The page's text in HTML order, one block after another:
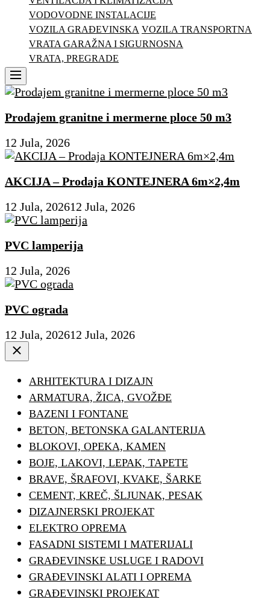
VODOVODNE INSTALACIJE
VOZILA GRAĐEVINSKA VOZILA TRANSPORTNA
VRATA GARAŽNA I SIGURNOSNA
VRATA, PREGRADE
Menu
Prodajem granitne i mermerne ploce 50 m3
12 Jula, 2026
AKCIJA – Prodaja KONTEJNERA 6m×2,4m
12 Jula, 202612 Jula, 2026
PVC lamperija
12 Jula, 2026
PVC ograda
12 Jula, 202612 Jula, 2026
Close
ARHITEKTURA I DIZAJN
ARMATURA, ŽICA, GVOŽĐE
BAZENI I FONTANE
BETON, BETONSKA GALANTERIJA
BLOKOVI, OPEKA, KAMEN
BOJE, LAKOVI, LEPAK, TAPETE
BRAVE, ŠRAFOVI, KVAKE, ŠARKE
CEMENT, KREČ, ŠLJUNAK, PESAK
DIZAJNERSKI PROJEKAT
ELEKTRO OPREMA
FASADNI SISTEMI I MATERIJALI
GRAĐEVINSKE USLUGE I RADOVI
GRAĐEVINSKI ALATI I OPREMA
GRAĐEVINSKI PROJEKAT